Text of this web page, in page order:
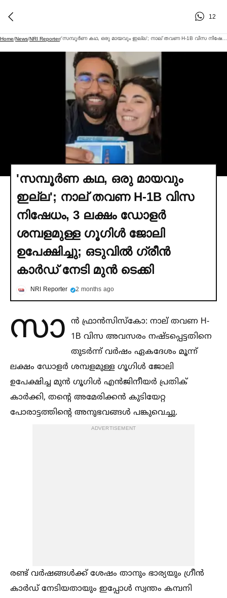
12
Home/News/NRI Reporter/
'സമ്പൂര്‍ണ കഥ, ഒരു മായവും
ഇല്ല'; നാല് തവണ H-1B വിസ
നിഷേധം, 3 ലക്ഷം ഡോളര്‍
ശമ്പളമുള്ള ഗൂഗിള്‍ ജോലി
ഉപേക്ഷിച്ചു; ഒടുവില്‍ ഗ്രീൻ
കാര്‍ഡ് നേടി മുൻ ടെക്കി
NRI Reporter 2 months ago
സാ ൻ ഫ്രാൻസിസ്‌കോ: നാല് തവണ H-
1B വിസ അവസരം നഷ്ടപ്പെട്ടതിനെ
തുടർന്ന് വർഷം ഏകദേശം മൂന്ന്
ലക്ഷം ഡോളർ ശമ്പളമുള്ള ഗൂഗിള്‍ ജോലി
ഉപേക്ഷിച്ച മുൻ ഗൂഗിള്‍ എൻജിനീയർ പ്രതിക്
കാർക്കി, തന്റെ അമേരിക്കൻ കുടിയേറ്റ
പോരാട്ടത്തിന്റെ അനുഭവങ്ങള്‍ പങ്കുവെച്ചു.
ADVERTISEMENT
രണ്ട് വർഷങ്ങള്‍ക്ക് ശേഷം താനും ഭാര്യയും ഗ്രീൻ
കാർഡ് നേടിയതായും ഇപ്പോള്‍ സ്വന്തം കമ്പനി